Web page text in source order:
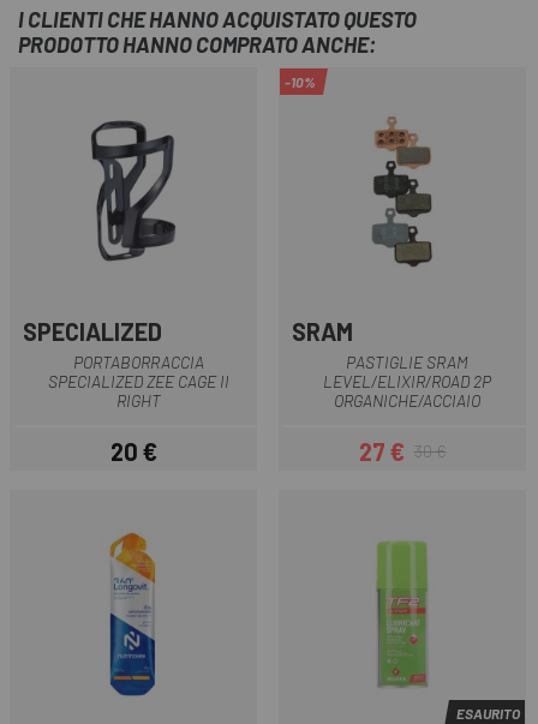
I CLIENTI CHE HANNO ACQUISTATO QUESTO
PRODOTTO HANNO COMPRATO ANCHE:
SPECIALIZED
PORTABORRACCIA
SPECIALIZED ZEE CAGE II
RIGHT
Prezzo
20 €
-10%
SRAM
PASTIGLIE SRAM
LEVEL/ELIXIR/ROAD 2P
ORGANICHE/ACCIAIO
Prezzo
27 €Prezzo base
30 €
ESAURITO